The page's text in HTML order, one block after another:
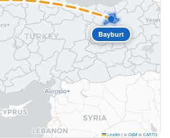
Bayburt
Leaflet | © OSM © CARTO